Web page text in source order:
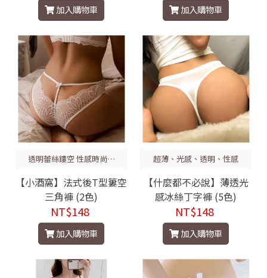
加入購物車 加入購物車
透明蕾絲鏤空 性感時尚誘
【小酒窩】法式後T型簍空
三角褲 (2色)
NT$148
加入購物車
超薄、光感、透明、性感
【什麼都不必說】薄透光
感冰絲丁字褲 (5色)
NT$148
加入購物車